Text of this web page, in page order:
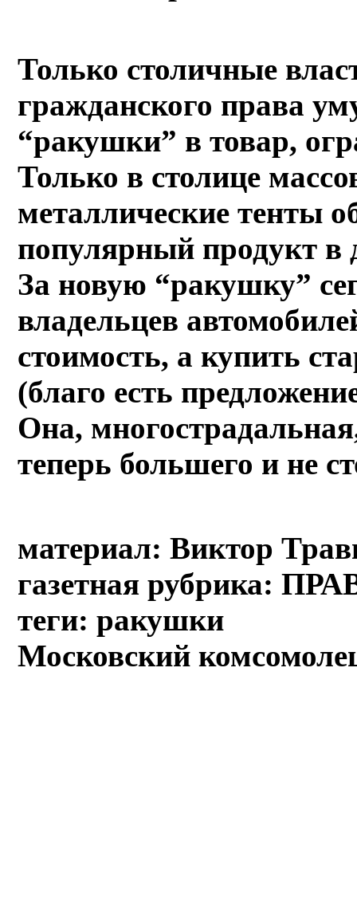
Только столичные
гражданского права
“ракушки” в товар,
Только в столице
металлические тенты
популярный продукт в
За новую “ракушку”
владельцев
стоимость, а купить
(благо есть
Она,
теперь большего и не
материал: Виктор
газетная рубрика:
теги: ракушки
Московский